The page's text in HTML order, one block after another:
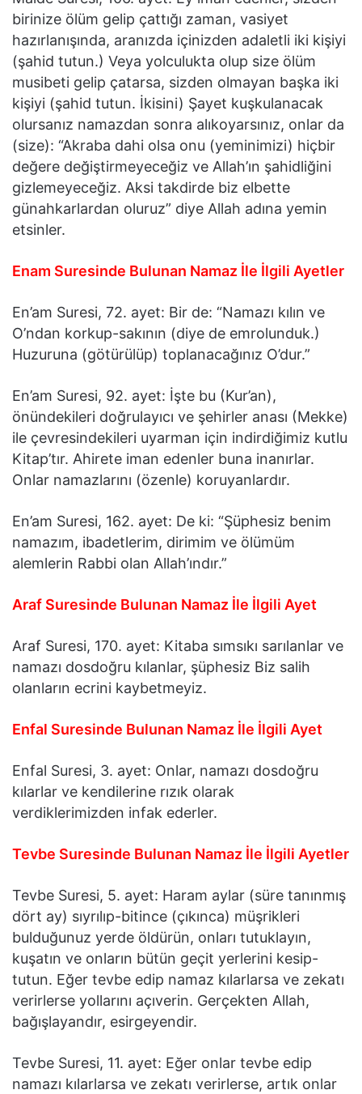
birinize ölüm gelip çattığı zaman, vasiyet
hazırlanışında, aranızda içinizden adaletli iki kişiyi
(şahid tutun.) Veya yolculukta olup size ölüm
musibeti gelip çatarsa, sizden olmayan başka iki
kişiyi (şahid tutun. İkisini) Şayet kuşkulanacak
olursanız namazdan sonra alıkoyarsınız, onlar da
(size): “Akraba dahi olsa onu (yeminimizi) hiçbir
değere değiştirmeyeceğiz ve Allah’ın şahidliğini
gizlemeyeceğiz. Aksi takdirde biz elbette
günahkarlardan oluruz” diye Allah adına yemin
etsinler.
Enam Suresinde Bulunan Namaz İle İlgili Ayetler
En’am Suresi, 72. ayet: Bir de: “Namazı kılın ve
O’ndan korkup-sakının (diye de emrolunduk.)
Huzuruna (götürülüp) toplanacağınız O’dur.”
En’am Suresi, 92. ayet: İşte bu (Kur’an),
önündekileri doğrulayıcı ve şehirler anası (Mekke)
ile çevresindekileri uyarman için indirdiğimiz kutlu
Kitap’tır. Ahirete iman edenler buna inanırlar.
Onlar namazlarını (özenle) koruyanlardır.
En’am Suresi, 162. ayet: De ki: “Şüphesiz benim
namazım, ibadetlerim, dirimim ve ölümüm
alemlerin Rabbi olan Allah’ındır.”
Araf Suresinde Bulunan Namaz İle İlgili Ayet
Araf Suresi, 170. ayet: Kitaba sımsıkı sarılanlar ve
namazı dosdoğru kılanlar, şüphesiz Biz salih
olanların ecrini kaybetmeyiz.
Enfal Suresinde Bulunan Namaz İle İlgili Ayet
Enfal Suresi, 3. ayet: Onlar, namazı dosdoğru
kılarlar ve kendilerine rızık olarak
verdiklerimizden infak ederler.
Tevbe Suresinde Bulunan Namaz İle İlgili Ayetler
Tevbe Suresi, 5. ayet: Haram aylar (süre tanınmış
dört ay) sıyrılıp-bitince (çıkınca) müşrikleri
bulduğunuz yerde öldürün, onları tutuklayın,
kuşatın ve onların bütün geçit yerlerini kesip-
tutun. Eğer tevbe edip namaz kılarlarsa ve zekatı
verirlerse yollarını açıverin. Gerçekten Allah,
bağışlayandır, esirgeyendir.
Tevbe Suresi, 11. ayet: Eğer onlar tevbe edip
namazı kılarlarsa ve zekatı verirlerse, artık onlar